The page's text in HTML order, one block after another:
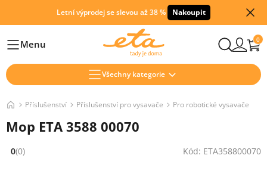
Letní výprodej se slevou až 38 % Nakoupit
HlavníMenu 0
Všechny kategorie
Příslušenství Příslušenství pro vysavače Pro robotické vysavače
Mop ETA 3588 00070
Hodnocení: 0 z 5 (0 recenzí)
0(0) Kód: ETA358800070